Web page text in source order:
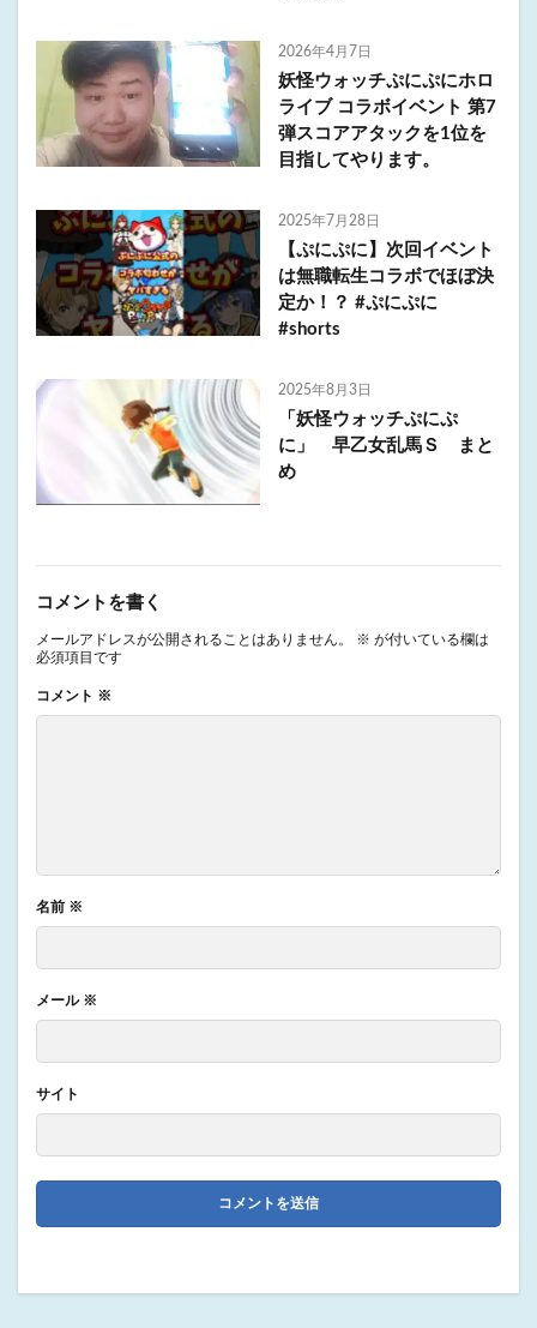
2026年4月7日
妖怪ウォッチぷにぷにホロ
ライブ コラボイベント 第7
弾スコアアタックを1位を
目指してやります。
2025年7月28日
【ぷにぷに】次回イベント
は無職転生コラボでほぼ決
定か！？ #ぷにぷに
#shorts
2025年8月3日
「妖怪ウォッチぷにぷ
に」 早乙女乱馬Ｓ まと
め
コメントを書く
メールアドレスが公開されることはありません。 ※ が付いている欄は
必須項目です
コメント ※
名前 ※
メール ※
サイト